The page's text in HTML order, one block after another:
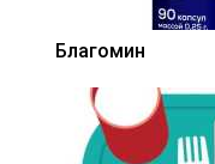
Благомин